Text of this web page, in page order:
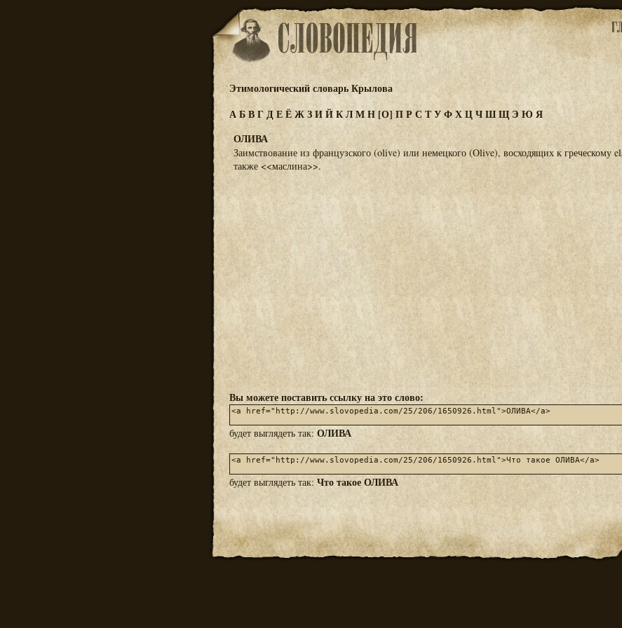
Этимологический словарь Крылова
АБВГДЕЁЖЗИЙКЛМН[О] ПРСТУФХЦЧШЩ ЭЮ Я
ОЛИВА
Заимствование из французского (olive) или немецкого (Olive), восходящих к греческому
также <<маслина>>.
Вы можете поставить ссылку на это слово:
будет выглядеть так: ОЛИВА
будет выглядеть так:Что такое ОЛИВА